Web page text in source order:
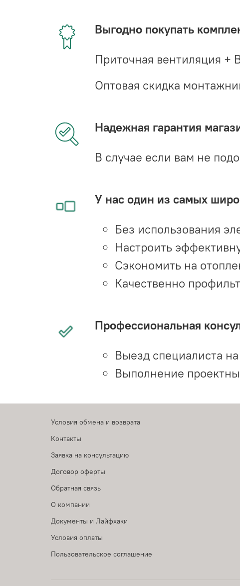
Выгодно покупать
Приточная вентиляция
Оптовая скидка
Надежная гарантия
В случае если вам не
У нас один из самых
Без использования
Настроить
Сэкономить на
Качественно
Профессиональная
Выезд специалиста
Выполнение
Условия обмена и возврата
Контакты
Заявка на консультацию
Договор оферты
Обратная связь
О компании
Документы и Лайфхаки
Условия оплаты
Пользовательское соглашение